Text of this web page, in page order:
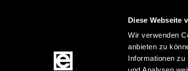
Diese Webseite
Wir verwenden
anbieten zu
Informationen zu
Produkte